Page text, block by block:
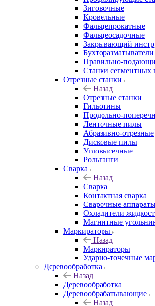
Зиговочные
Кровельные
Фальцепрокатные
Фальцеосадочные
Закрывающий
Бухторазматыватели
Правильно-
Станки сегментных
Отрезные станки
Назад
Отрезные станки
Гильотины
Продольно-
Ленточные пилы
Абразивно-отрезные
Дисковые пилы
Угловысечные
Рольганги
Сварка
Назад
Сварка
Контактная сварка
Сварочные аппараты
Охладители
Магнитные
Маркираторы
Назад
Маркираторы
Ударно-точечные
Деревообработка
Назад
Деревообработка
Деревообрабатывающие
Назад